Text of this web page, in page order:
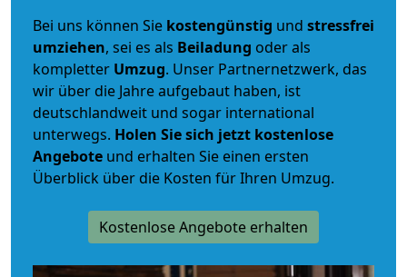
Bei uns können Sie kostengünstig und stressfrei
umziehen, sei es als Beiladung oder als
kompletter Umzug. Unser Partnernetzwerk, das
wir über die Jahre aufgebaut haben, ist
deutschlandweit und sogar international
unterwegs. Holen Sie sich jetzt kostenlose
Angebote und erhalten Sie einen ersten
Überblick über die Kosten für Ihren Umzug.
Kostenlose Angebote erhalten